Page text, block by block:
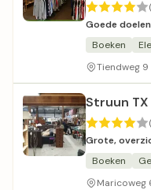
Goede doelen
gunstige
Boeken
Tiendweg 9
Struun
Grote,
en
Boeken
Maricoweg